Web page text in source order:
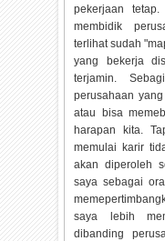
pekerjaan
membidik
terlihat sudah
yang bekerja
terjamin.
perusahaan
atau bisa
harapan kita.
memulai karir
akan diperoleh
saya sebagai
saya lebih
dibanding